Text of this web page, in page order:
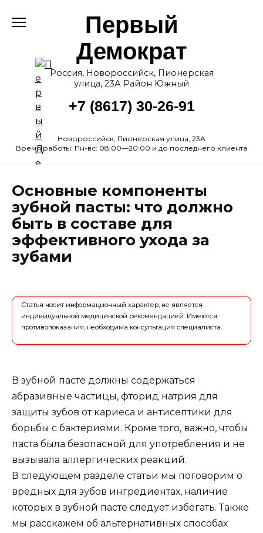
Первый
Демократ
Россия, Новороссийск, Пионерская
улица, 23А Район Южный
+7 (8617) 30-26-91
Новороссийск, Пионерская улица, 23А
Время работы: Пн-вс: 08:00—20:00 и до последнего клиента
Основные компоненты
зубной пасты: что должно
быть в составе для
эффективного ухода за
зубами
Статья носит информационный характер, не является
индивидуальной медицинской рекомендацией. Имеются
противопоказания, необходима консультация специалиста.
В зубной пасте должны содержаться
абразивные частицы, фторид натрия для
защиты зубов от кариеса и антисептики для
борьбы с бактериями. Кроме того, важно, чтобы
паста была безопасной для употребления и не
вызывала аллергических реакций.
В следующем разделе статьи мы поговорим о
вредных для зубов ингредиентах, наличие
которых в зубной пасте следует избегать. Также
мы расскажем об альтернативных способах